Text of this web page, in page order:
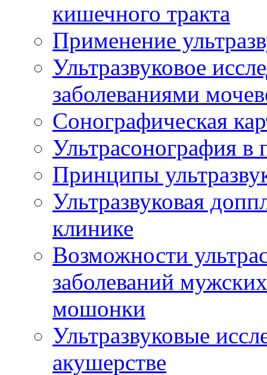
кишечного тракта
Применение
Ультразвуковое
заболеваниями
Сонографическая
Ультрасонография в
Принципы
Ультразвуковая
клинике
Возможности
заболеваний
мошонки
Ультразвуковые
акушерстве